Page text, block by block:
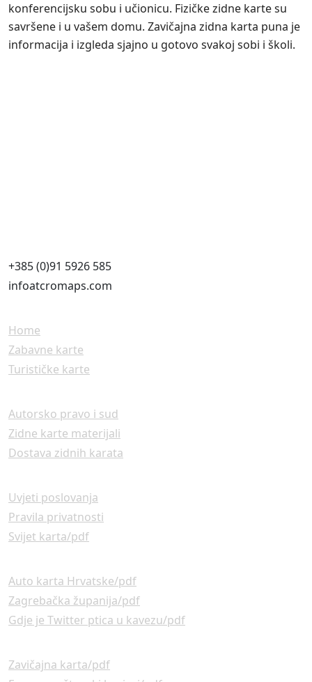
konferencijsku sobu i učionicu. Fizičke zidne karte su
savršene i u vašem domu. Zavičajna zidna karta puna je
informacija i izgleda sjajno u gotovo svakoj sobi i školi.
+385 (0)91 5926 585
infoatcromaps.com
Home
Zabavne karte
Turističke karte
Autorsko pravo i sud
Zidne karte materijali
Dostava zidnih karata
Uvjeti poslovanja
Pravila privatnosti
Svijet karta/pdf
Auto karta Hrvatske/pdf
Zagrebačka županija/pdf
Gdje je Twitter ptica u kavezu/pdf
Zavičajna karta/pdf